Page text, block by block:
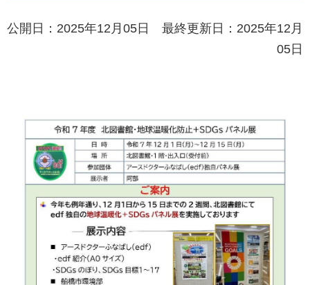
公開日：2025年12月05日 最終更新日：2025年12月
05日